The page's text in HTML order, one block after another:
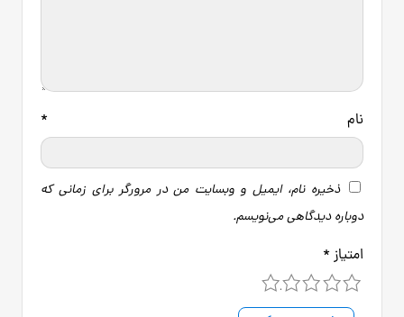
نام *
ذخیره نام، ایمیل و وبسایت من در مرورگر برای زمانی که
دوباره دیدگاهی می‌نویسم.
امتیاز *
4 3 2 1